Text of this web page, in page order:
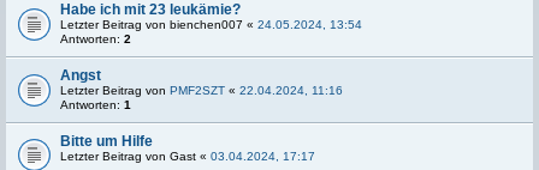
Habe ich mit 23 leukämie?
Letzter Beitrag von bienchen007 « 24.05.2024, 13:54
Antworten: 2
Angst
Letzter Beitrag von PMF2SZT « 22.04.2024, 11:16
Antworten: 1
Bitte um Hilfe
Letzter Beitrag von Gast « 03.04.2024, 17:17